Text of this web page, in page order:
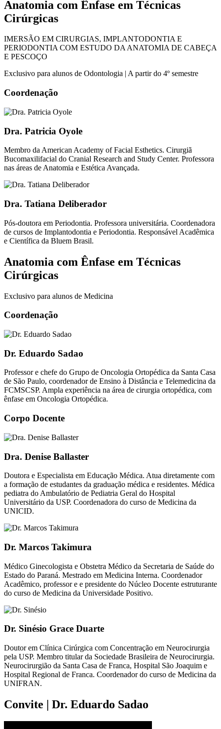
Anatomia com Ênfase em Técnicas
Cirúrgicas
IMERSÃO EM CIRURGIAS, IMPLANTODONTIA E
PERIODONTIA COM ESTUDO DA ANATOMIA DE CABEÇA
E PESCOÇO
Exclusivo para alunos de Odontologia | A partir do 4º semestre
Coordenação
Dra. Patricia Oyole
Membro da American Academy of Facial Esthetics. Cirurgiã
Bucomaxilifacial do Cranial Research and Study Center. Professora
nas áreas de Anatomia e Estética Avançada.
Dra. Tatiana Deliberador
Pós-doutora em Periodontia. Professora universitária. Coordenadora
de cursos de Implantodontia e Periodontia. Responsável Acadêmica
e Científica da Bluem Brasil.
Anatomia com Ênfase em Técnicas
Cirúrgicas
Exclusivo para alunos de Medicina
Coordenação
Dr. Eduardo Sadao
Professor e chefe do Grupo de Oncologia Ortopédica da Santa Casa
de São Paulo, coordenador de Ensino à Distância e Telemedicina da
FCMSCSP. Ampla experiência na área de cirurgia ortopédica, com
ênfase em Oncologia Ortopédica.
Corpo Docente
Dra. Denise Ballaster
Doutora e Especialista em Educação Médica. Atua diretamente com
a formação de estudantes da graduação médica e residentes. Médica
pediatra do Ambulatório de Pediatria Geral do Hospital
Universitário da USP. Coordenadora do curso de Medicina da
UNICID.
Dr. Marcos Takimura
Médico Ginecologista e Obstetra Médico da Secretaria de Saúde do
Estado do Paraná. Mestrado em Medicina Interna. Coordenador
Acadêmico, professor e e presidente do Núcleo Docente estruturante
do curso de Medicina da Universidade Positivo.
Dr. Sinésio Grace Duarte
Doutor em Clínica Cirúrgica com Concentração em Neurocirurgia
pela USP. Membro titular da Sociedade Brasileira de Neurocirurgia.
Neurocirurgião da Santa Casa de Franca, Hospital São Joaquim e
Hospital Regional de Franca. Coordenador do curso de Medicina da
UNIFRAN.
Convite | Dr. Eduardo Sadao